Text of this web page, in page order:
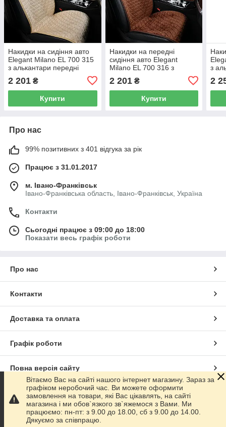
Накидки на сидіння авто
Elegant Milano EL 700 315
з алькантари передні
2 201 ₴
Купити
Накидки на передні
сидіння авто Elegant
Milano EL 700 316 з
алькантари коричневого
кольору
2 201₴
Купити
з
2
Про нас
99% позитивних з 401 відгука за рік
Працює з 31.01.2017
м. Івано-Франківськ
Івано-Франківська область, Івано-Франківськ, Україна
Контакти
Сьогодні працює з 09:00 до 18:00
Показати весь графік роботи
Про нас
Контакти
Доставка та оплата
Графік роботи
Повна версія сайту
Сайт створено на маркетплейсіProm.ua
Політика конфіденційності
Вітаємо Вас на сайті нашого інтернет магазину. Зараз за
графіком неробочий час. Ви можете оформити
замовлення на товари, які Вас цікавлять, на сайті
магазина і ми обов`язкого зв`яжемося з Вами. Ми
працюємо: пн-пт: з 9.00 до 18.00, сб з 9.00 до 14.00.
Дякуємо за співпрацю.